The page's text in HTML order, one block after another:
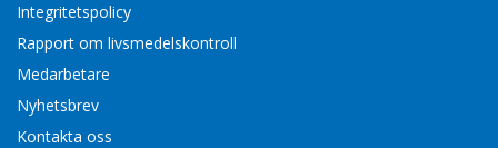
Integritetspolicy
Rapport om livsmedelskontroll
Medarbetare
Nyhetsbrev
Kontakta oss